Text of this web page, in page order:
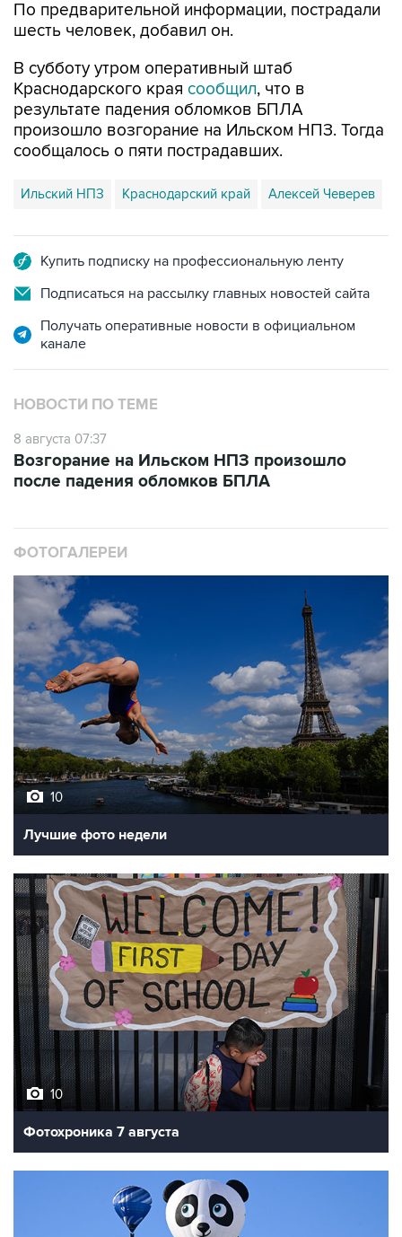
В субботу утром оперативный штаб
результате падения обломков БПЛА
произошло возгорание на Ильском НПЗ. Тогда
сообщалось о пяти пострадавших.
Ильский НПЗ Краснодарский край Алексей Чеверев
Подписаться на рассылку главных новостей сайта
Получать оперативные новости в официальном
НОВОСТИ ПО ТЕМЕ
8 августа 07:37
после падения обломков БПЛА
10
Лучшие фото недели
10
Фотохроника 7 августа